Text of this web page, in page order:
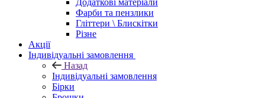
Додаткові матеріали
Фарби та пензлики
Гліттери \ Блискітки
Різне
Акції
Індивідуальні замовлення
Назад
Індивідуальні замовлення
Бірки